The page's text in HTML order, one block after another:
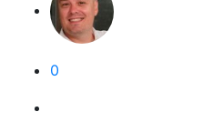
0